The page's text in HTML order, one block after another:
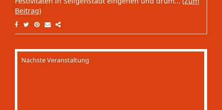
Beitrag)
Nächste Veranstaltung